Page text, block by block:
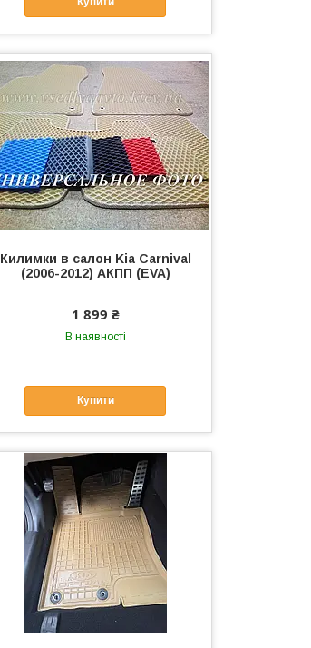
Килимки в салон Kia Carnival
(2006-2012) АКПП (EVA)
1 899 ₴
В наявності
Купити